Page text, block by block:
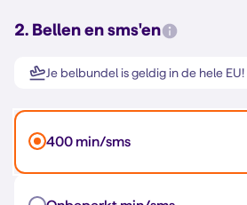
2. Bellen en sms'en
Je belbundel is geldig in de hele EU!
400 min/sms